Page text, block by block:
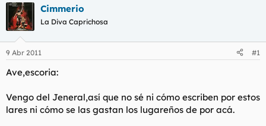
i
c
i
a
d
o
r
l
t
c
a
i
i
o
Cimmerio
La Diva Caprichosa
9 Abr 2011 #1
Ave,escoria:
Vengo del Jeneral,así que no sé ni cómo escriben por estos
lares ni cómo se las gastan los lugareños de por acá.